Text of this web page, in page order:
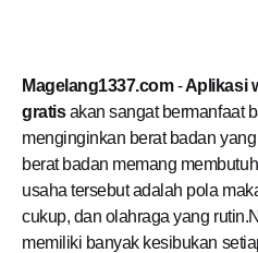
Magelang1337.com-Aplikasi
gratisakan sangat bermanfaat
menginginkan berat badan
berat badan memang
usaha tersebut adalah pola
cukup, dan olahraga yang
memiliki banyak kesibukan